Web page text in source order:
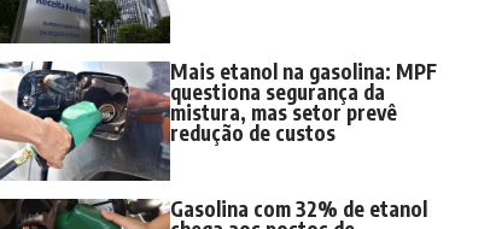
Mais etanol na gasolina: MPF
questiona segurança da
mistura, mas setor prevê
redução de custos
Gasolina com 32% de etanol